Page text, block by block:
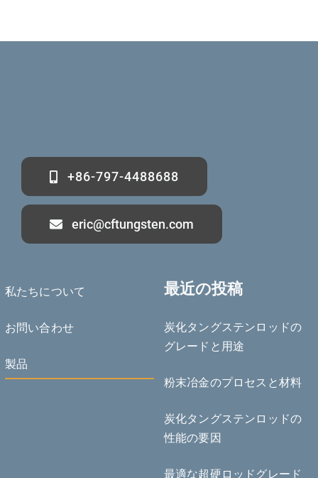
+86-797-4488688
eric@cftungsten.com
私たちについて
お問い合わせ
製品
最近の投稿
炭化タングステンロッドの
グレードと用途
粉末冶金のプロセスと材料
炭化タングステンロッドの
性能の要因
最適な超硬ロッドグレード
ไทย
Español de México
Čeština
Deutsch (Sie)